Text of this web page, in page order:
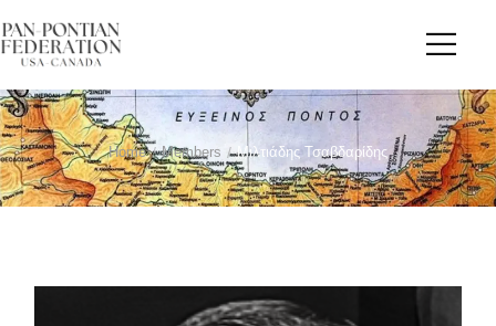
Home / Members / Μιλτιάδης Τσαβδαρίδης